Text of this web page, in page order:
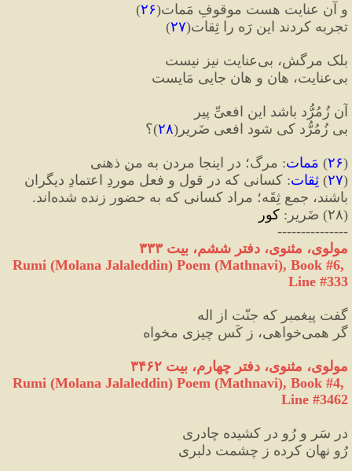
و آن عنایت هست موقوفِ مَمات(۲۶)
تجربه کردند این رَه را ثِقات(۲۷)
بلک مرگش، بی‌عنایت نیز نیست
بی‌عنایت، هان و هان جایی مَایست
آن زُمُرُّد باشد این افعیِّ پیر
بی زُمُرُّد کی شود افعی ضَریر (۲۸)؟
(۲۶) مَمات: مرگ؛ در اینجا مردن به من‌ِ ذهنی
(۲۷) ثِقات:
باشند، جمعِ ثِقَه؛ مراد کسانی که به حضور زنده شده‌اند.
(۲۸) ضَریر : کور
---------------
مولوی، مثنوی، دفتر ششم، بیت ۳۳۳
Rumi (Molana Jalaleddin) Poem (Mathnavi), Book #6,
Line #333
گفت پیغمبر که جنّت از اله
گر همی‌خواهی، ز کَس چیزی مخواه
مولوی، مثنوی، دفتر چهارم، بیت ۳۴۶۲
Rumi (Molana Jalaleddin) Poem (Mathnavi), Book #4,
Line #3462
در سَر و رُو در کشیده چادری
رُو نهان کرده ز چشمت دلبری